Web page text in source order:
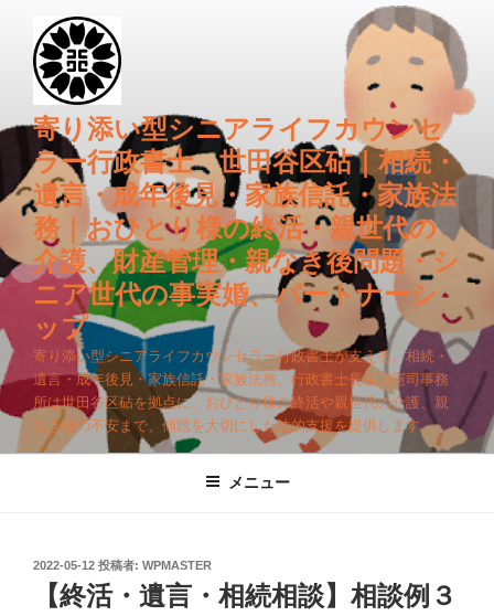
キ
プ
寄り添い型シニアライフカウンセ
ラー行政書士 世田谷区砧｜相続・
遺言・成年後見・家族信託・家族法
務｜おひとり様の終活・親世代の
介護、財産管理・親なき後問題・シ
ニア世代の事実婚、パートナーシ
ップ
寄り添い型シニアライフカウンセラー行政書士が支える、相続・
遺言・成年後見・家族信託・家族法務。行政書士長谷川憲司事務
所は世田谷区砧を拠点に、おひとり様の終活や親世代の介護、親
なき後の不安まで、傾聴を大切にした法的支援を提供します。
メニュー
投
2022-05-12 投稿者: WPMASTER
【終活・遺言・相続相談】相談例３